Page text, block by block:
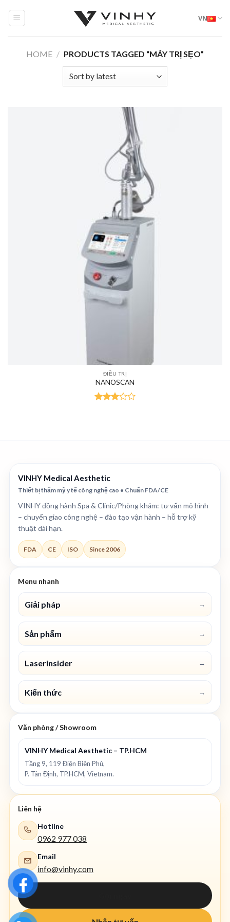
VN
HOME / PRODUCTS TAGGED “MÁY TRỊ SẸO”
ĐIỀU TRỊ
NANOSCAN
VINHY Medical Aesthetic
Thiết bị thẩm mỹ y tế công nghệ cao • Chuẩn FDA/CE
VINHY đồng hành Spa & Clinic/Phòng khám: tư vấn mô hình
– chuyển giao công nghệ – đào tạo vận hành – hỗ trợ kỹ
thuật dài hạn.
FDA CE ISO Since 2006
Menu nhanh
Giải pháp →
Sản phẩm →
Laserinsider →
Kiến thức →
Văn phòng / Showroom
VINHY Medical Aesthetic – TP.HCM
Tầng 9, 119 Điện Biên Phủ,
P. Tân Định, TP.HCM, Vietnam.
Liên hệ
Hotline
0962 977 038
Email
info@vinhy.com